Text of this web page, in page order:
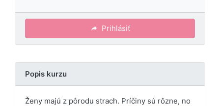
Prihlásiť
Popis kurzu
Ženy majú z pôrodu strach. Príčiny sú rôzne, no